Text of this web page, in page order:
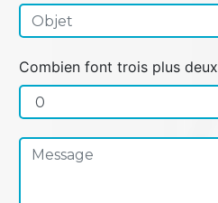
Combien font trois plus deux